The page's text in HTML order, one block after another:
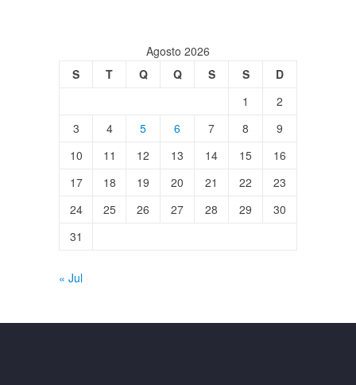
Agosto 2026
S
T Q Q S S
D
1
2
3
4 5 6 7 8
9
10
11 12 13 14 15
16
17
18 19 20 21 22
23
24
25 26 27 28 29
30
31
« Jul